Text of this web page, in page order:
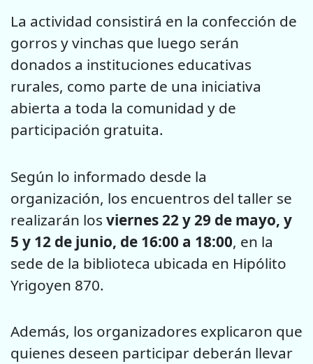
La actividad consistirá en la confección de
gorros y vinchas que luego serán
donados a instituciones educativas
rurales, como parte de una iniciativa
abierta a toda la comunidad y de
participación gratuita.
Según lo informado desde la
organización, los encuentros del taller se
realizarán los viernes 22 y 29 de mayo, y
5 y 12 de junio, de 16:00 a 18:00, en la
sede de la biblioteca ubicada en Hipólito
Yrigoyen 870.
Además, los organizadores explicaron que
quienes deseen participar deberán llevar